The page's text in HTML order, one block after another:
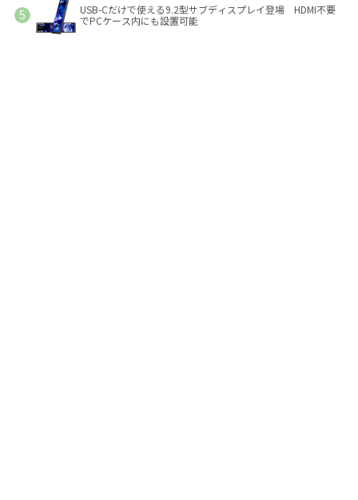
USB-Cだけで使える9.2型サブディスプレイ登場 HDMI不要
でPCケース内にも設置可能